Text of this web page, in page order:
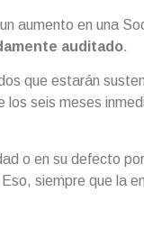
aumento en una
auditado.
que estarán
los seis meses
o en su defecto
siempre que la